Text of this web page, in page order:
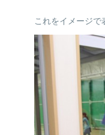
これをイメージで